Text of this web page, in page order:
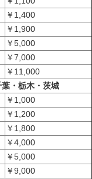
￥1,400
￥1,900
￥5,000
￥7,000
￥11,000
・栃木・茨城
￥1,000
￥1,200
￥1,800
￥4,000
￥5,000
￥9,000